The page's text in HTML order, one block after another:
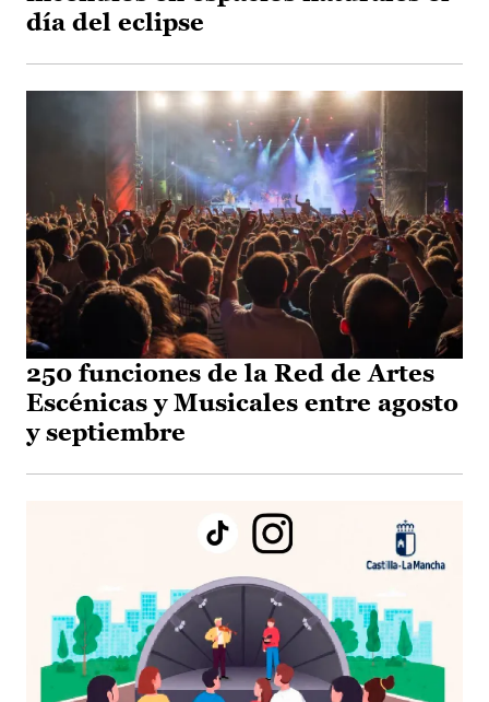
día del eclipse
250 funciones de la Red de Artes
Escénicas y Musicales entre agosto
y septiembre